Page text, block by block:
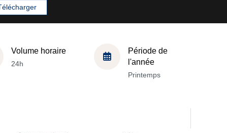
Volume horaire
24h
Période de
l'année
Printemps